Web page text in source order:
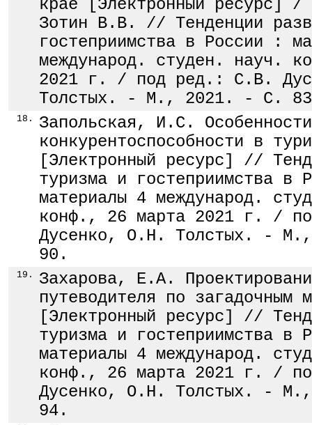
крае [Электронный ресурс]
Зотин В.В. // Тенденции
гостеприимства в России :
международ. студен. науч.
2021 г. / под ред.: С.В.
Толстых. - М., 2021. - С.
18.
Запольская, И.С. Особенности
конкурентоспособности в
[Электронный ресурс] //
туризма и гостеприимства в
материалы 4 международ.
конф., 26 марта 2021 г. /
Дусенко, О.Н. Толстых. -
90.
19.
Захарова, Е.А.
путеводителя по загадочным
[Электронный ресурс] //
туризма и гостеприимства в
материалы 4 международ.
конф., 26 марта 2021 г. /
Дусенко, О.Н. Толстых. -
94.